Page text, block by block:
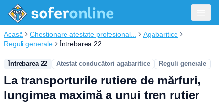
Acasă Chestionare atestate profesional...
Agabaritice
Reguli generale
Întrebarea 22
Întrebarea 22 Atestat conducători agabaritice Reguli generale
La transporturile rutiere de mărfuri,
lungimea maximă a unui tren rutier